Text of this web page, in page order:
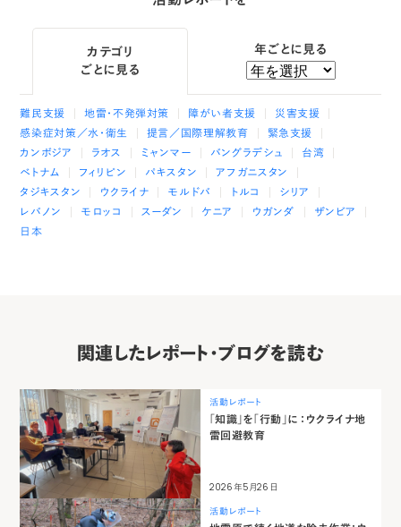
カテゴリ
ごとに見る
難民支援 地雷・不発弾対策 障がい者支援
災害支援
感染症対策／水・衛生
提言／国際理解教育
緊急支援
カンボジア
ラオス ミャンマー バングラデシュ
台湾
ベトナム
フィリピン パキスタン
アフガニスタン
タジキスタン
ウクライナ モルドバ トルコ
シリア
レバノン
モロッコ スーダン ケニア ウガンダ
ザンビア
日本
年ごとに見る
関連したレポート・ブログを読む
活動レポート
「知識」を「行動」に ：ウクライナ地
雷回避教育
2026年5月26日
活動レポート